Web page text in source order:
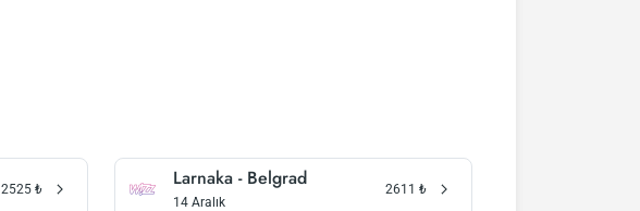
2525 ₺ Larnaka - Belgrad
14 Aralık
2611 ₺